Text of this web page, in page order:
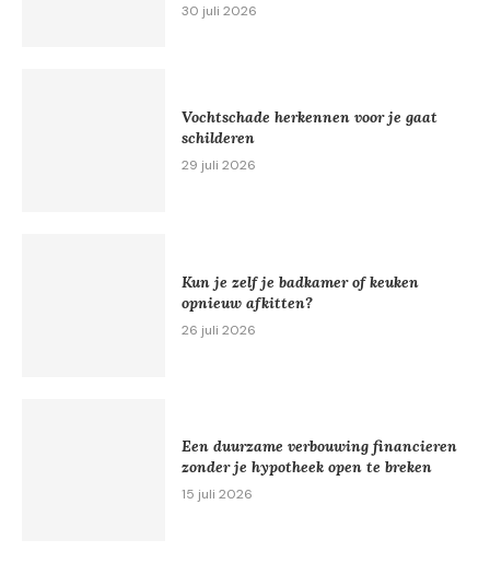
30 juli 2026
Vochtschade herkennen voor je gaat
schilderen
29 juli 2026
Kun je zelf je badkamer of keuken
opnieuw afkitten?
26 juli 2026
Een duurzame verbouwing financieren
zonder je hypotheek open te breken
15 juli 2026